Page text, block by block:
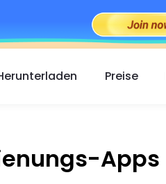
Preise
Apps